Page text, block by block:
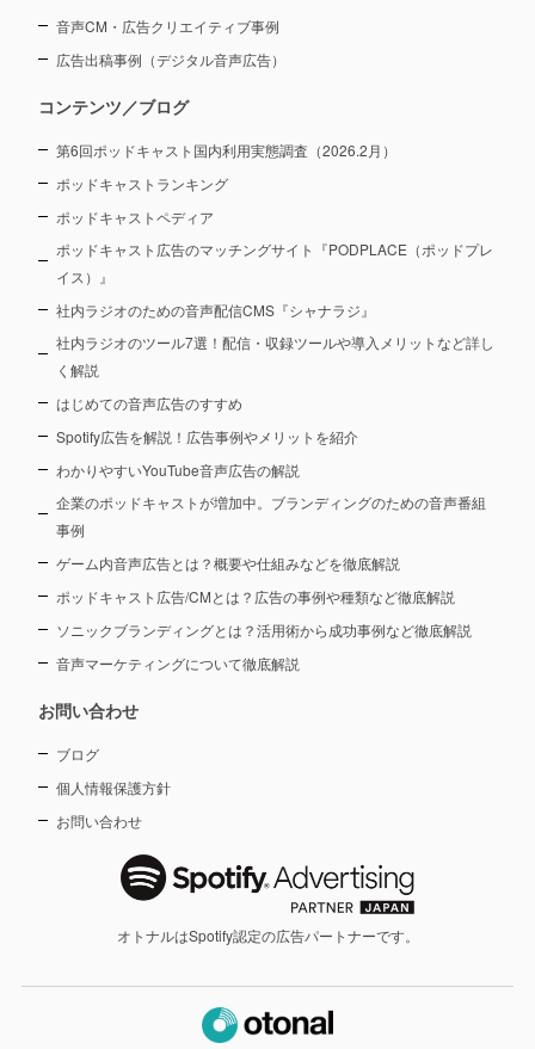
音声CM・広告クリエイティブ事例
広告出稿事例（デジタル音声広告）
コンテンツ／ブログ
第6回ポッドキャスト国内利用実態調査（2026.2月）
ポッドキャストランキング
ポッドキャストペディア
ポッドキャスト広告のマッチングサイト『PODPLACE（ポッドプレ
イス）』
社内ラジオのための音声配信CMS『シャナラジ』
社内ラジオのツール7選！配信・収録ツールや導入メリットなど詳し
く解説
はじめての音声広告のすすめ
Spotify広告を解説！広告事例やメリットを紹介
わかりやすいYouTube音声広告の解説
企業のポッドキャストが増加中。ブランディングのための音声番組
事例
ゲーム内音声広告とは？概要や仕組みなどを徹底解説
ポッドキャスト広告/CMとは？広告の事例や種類など徹底解説
ソニックブランディングとは？活用術から成功事例など徹底解説
音声マーケティングについて徹底解説
お問い合わせ
ブログ
個人情報保護方針
お問い合わせ
オトナルはSpotify認定の広告パートナーです。